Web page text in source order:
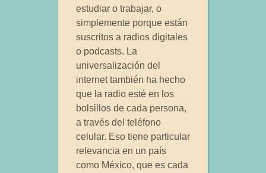
estudiar o trabajar, o
simplemente porque están
suscritos a radios digitales
o podcasts. La
universalización del
internet también ha hecho
que la radio esté en los
bolsillos de cada persona,
a través del teléfono
celular. Eso tiene particular
relevancia en un país
como México, que es cada